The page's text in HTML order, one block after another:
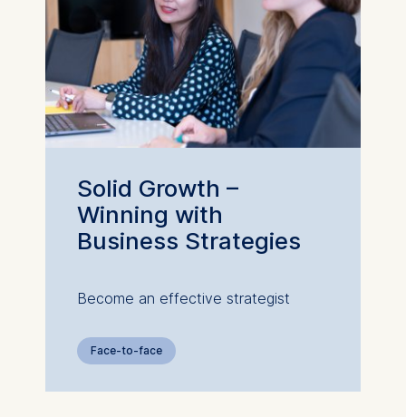
Solid Growth –
Winning with
Business Strategies
Become an effective strategist
Face-to-face